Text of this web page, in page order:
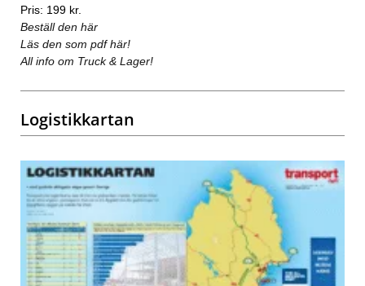
Pris: 199 kr.
Beställ den här
Läs den som pdf här!
All info om Truck & Lager!
Logistikkartan